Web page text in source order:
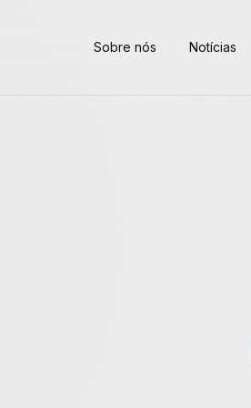
Sobre nós Notícias